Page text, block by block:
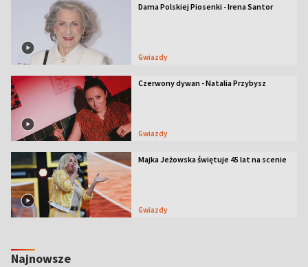
Dama Polskiej Piosenki - Irena Santor
Gwiazdy
Czerwony dywan - Natalia Przybysz
Gwiazdy
Majka Jeżowska świętuje 45 lat na scenie
Gwiazdy
Najnowsze